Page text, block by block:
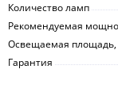
Количество ламп
Рекомендуемая
Освещаемая площадь,
Гарантия